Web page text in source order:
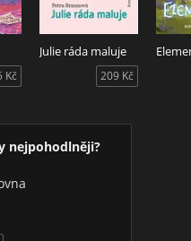
Kč
Julie ráda maluje
209 Kč
nejpohodlněji?